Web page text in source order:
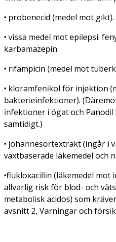
• probenecid (medel mot gikt).
• vissa medel mot epilepsi:
karbamazepin
• rifampicin (medel mot
• kloramfenikol för injektion
bakterieinfektioner).
infektioner i ögat och
samtidigt.)
• johannesörtextrakt (ingår i
växtbaserade läkemedel och
•flukloxacillin (läkemedel
allvarlig risk för blod- och
metabolisk acidos) som
avsnitt 2, Varningar och